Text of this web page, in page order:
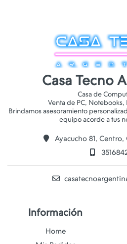
Casa Tecno
Casa de
Venta de PC, Notebooks,
Brindamos asesoramiento
Ayacucho 81,
Información
Home